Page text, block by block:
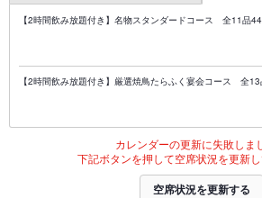
【2時間飲み放題付き】名物スタンダードコース 全11品
【2時間飲み放題付き】厳選焼鳥たらふく宴会コース 全
カレンダーの更新に失敗しま
下記ボタンを押して空席状況を更新し
空席状況を更新する